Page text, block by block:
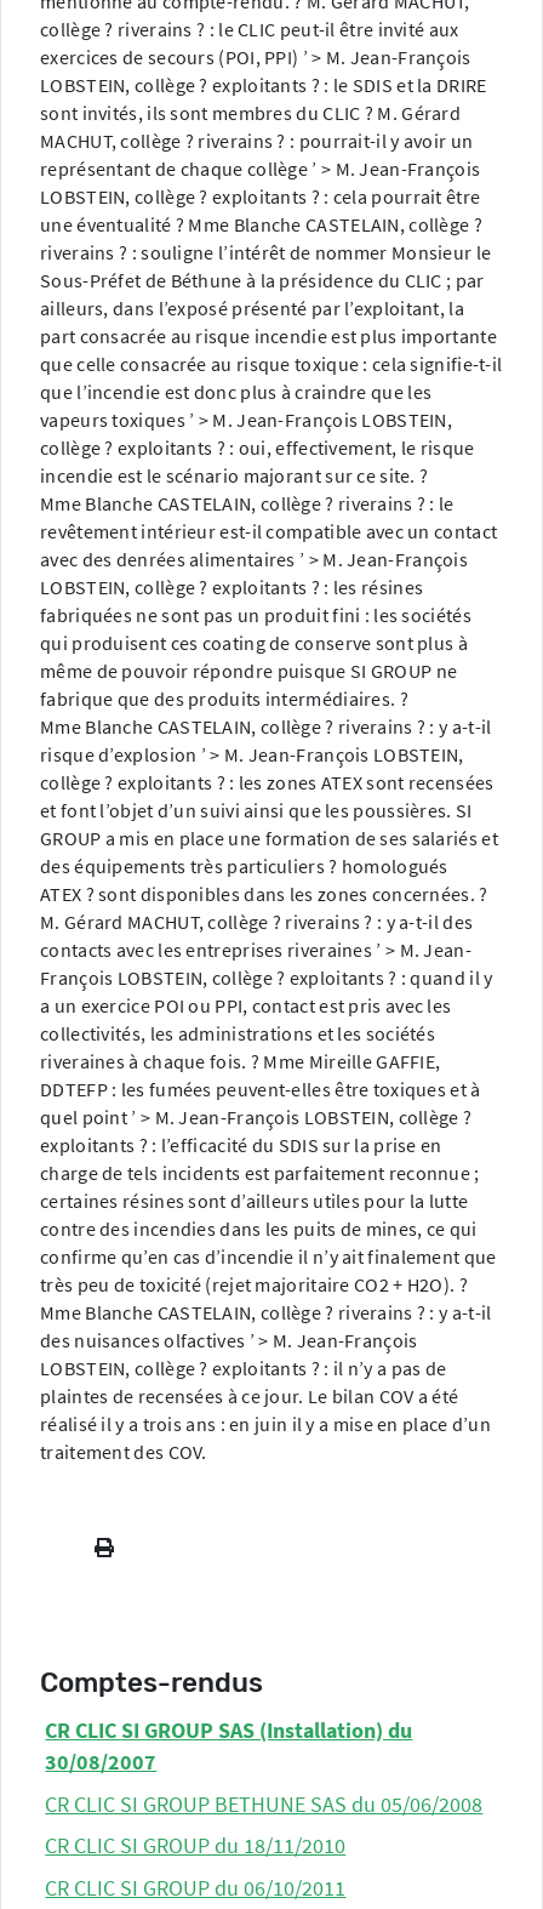
collège ? riverains ? : le CLIC peut-il être invité aux
exercices de secours (POI, PPI) ’ > M. Jean-François
LOBSTEIN, collège ? exploitants ? : le SDIS et la DRIRE
sont invités, ils sont membres du CLIC ? M. Gérard
MACHUT, collège ? riverains ? : pourrait-il y avoir un
représentant de chaque collège ’ > M. Jean-François
LOBSTEIN, collège ? exploitants ? : cela pourrait être
une éventualité ? Mme Blanche CASTELAIN, collège ?
riverains ? : souligne l’intérêt de nommer Monsieur le
Sous-Préfet de Béthune à la présidence du CLIC ; par
ailleurs, dans l’exposé présenté par l’exploitant, la
part consacrée au risque incendie est plus importante
que celle consacrée au risque toxique : cela signifie-t-il
que l’incendie est donc plus à craindre que les
vapeurs toxiques ’ > M. Jean-François LOBSTEIN,
collège ? exploitants ? : oui, effectivement, le risque
incendie est le scénario majorant sur ce site. ?
Mme Blanche CASTELAIN, collège ? riverains ? : le
revêtement intérieur est-il compatible avec un contact
avec des denrées alimentaires ’ > M. Jean-François
LOBSTEIN, collège ? exploitants ? : les résines
fabriquées ne sont pas un produit fini : les sociétés
qui produisent ces coating de conserve sont plus à
même de pouvoir répondre puisque SI GROUP ne
fabrique que des produits intermédiaires. ?
Mme Blanche CASTELAIN, collège ? riverains ? : y a-t-il
risque d’explosion ’ > M. Jean-François LOBSTEIN,
collège ? exploitants ? : les zones ATEX sont recensées
et font l’objet d’un suivi ainsi que les poussières. SI
GROUP a mis en place une formation de ses salariés et
des équipements très particuliers ? homologués
ATEX ? sont disponibles dans les zones concernées. ?
M. Gérard MACHUT, collège ? riverains ? : y a-t-il des
contacts avec les entreprises riveraines ’ > M. Jean-
François LOBSTEIN, collège ? exploitants ? : quand il y
a un exercice POI ou PPI, contact est pris avec les
collectivités, les administrations et les sociétés
riveraines à chaque fois. ? Mme Mireille GAFFIE,
DDTEFP : les fumées peuvent-elles être toxiques et à
quel point ’ > M. Jean-François LOBSTEIN, collège ?
exploitants ? : l’efficacité du SDIS sur la prise en
charge de tels incidents est parfaitement reconnue ;
certaines résines sont d’ailleurs utiles pour la lutte
contre des incendies dans les puits de mines, ce qui
confirme qu’en cas d’incendie il n’y ait finalement que
très peu de toxicité (rejet majoritaire CO2 + H2O). ?
Mme Blanche CASTELAIN, collège ? riverains ? : y a-t-il
des nuisances olfactives ’ > M. Jean-François
LOBSTEIN, collège ? exploitants ? : il n’y a pas de
plaintes de recensées à ce jour. Le bilan COV a été
réalisé il y a trois ans : en juin il y a mise en place d’un
traitement des COV.
Comptes-rendus
CR CLIC SI GROUP SAS (Installation) du
30/08/2007
CR CLIC SI GROUP BETHUNE SAS du 05/06/2008
CR CLIC SI GROUP du 18/11/2010
CR CLIC SI GROUP du 06/10/2011